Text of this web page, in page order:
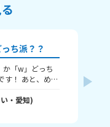
ち派？？
か「w」どっち
す！ あと、めっ
・ 愛知)